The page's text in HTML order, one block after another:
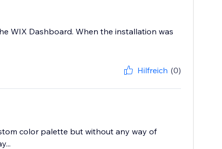
WIX Dashboard. When the installation was
Hilfreich (0)
color palette but without any way of